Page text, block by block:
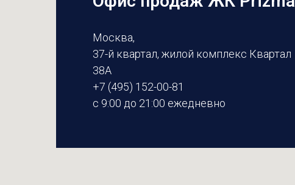
Москва,
37-й квартал, жилой комплекс Квартал
38А
+7 (495) 152-00-81
с 9:00 до 21:00 ежедневно